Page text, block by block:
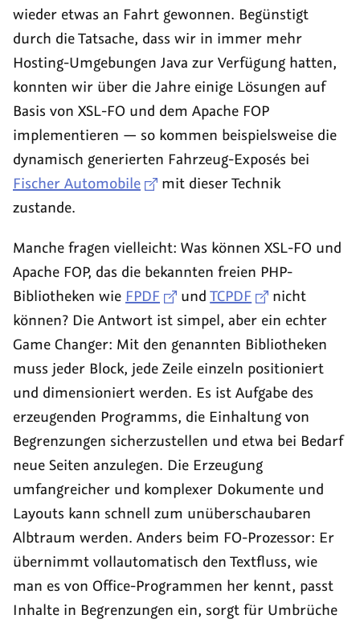
wieder etwas an Fahrt gewonnen. Begünstigt
durch die Tatsache, dass wir in immer mehr
Hosting-Umgebungen Java zur Verfügung hatten,
konnten wir über die Jahre einige Lösungen auf
Basis von XSL-FO und dem Apache FOP
implementieren — so kommen beispielsweise die
dynamisch generierten Fahrzeug-Exposés bei
Fischer Automobile
mit dieser Technik
zustande.
Manche fragen vielleicht: Was können XSL-FO und
Apache FOP, das die bekannten freien PHP-
Bibliotheken wie FPDF undTCPDF
nicht
können? Die Antwort ist simpel, aber ein echter
Game Changer: Mit den genannten Bibliotheken
muss jeder Block, jede Zeile einzeln positioniert
und dimensioniert werden. Es ist Aufgabe des
erzeugenden Programms, die Einhaltung von
Begrenzungen sicherzustellen und etwa bei Bedarf
neue Seiten anzulegen. Die Erzeugung
umfangreicher und komplexer Dokumente und
Layouts kann schnell zum unüberschaubaren
Albtraum werden. Anders beim FO-Prozessor: Er
übernimmt vollautomatisch den Textfluss, wie
man es von Office-Programmen her kennt, passt
Inhalte in Begrenzungen ein, sorgt für Umbrüche